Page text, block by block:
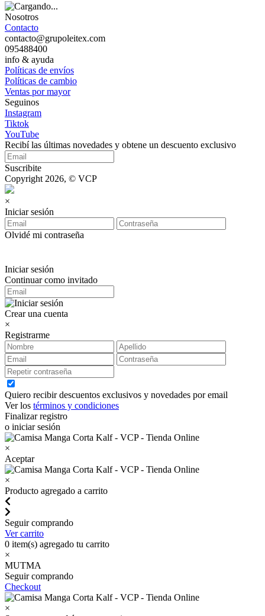
Nosotros
Contacto
contacto@grupoleitex.com
095488400
info & ayuda
Políticas de envíos
Políticas de cambio
Ventas por mayor
Seguinos
Instagram
Tiktok
YouTube
Recibí las últimas novedades y obtene un descuento exclusivo
Suscribite
Copyright 2026, © VCP
×
Iniciar sesión
Olvidé mi contraseña
Iniciar sesión
Continuar como invitado
Crear una cuenta
×
Registrarme
Quiero recibir descuentos exclusivos y novedades por email
Ver los términos y condiciones
Finalizar registro
o iniciar sesión
×
Aceptar
×
Producto agregado a carrito
Seguir comprando
Ver carrito
0 item(s) agregado tu carrito
×
MUTMA
Seguir comprando
Checkout
×